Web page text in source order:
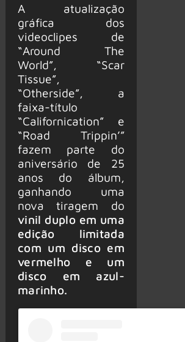
A atualização
gráfica dos
videoclipes de
“Around The
World”, “Scar
Tissue”,
“Otherside”, a
faixa-título
“Californication” e
“Road Trippin’”
fazem parte do
aniversário de 25
anos do álbum,
ganhando uma
nova tiragem do
vinil duplo em uma
edição limitada
com um disco em
vermelho e um
disco em azul-
marinho.